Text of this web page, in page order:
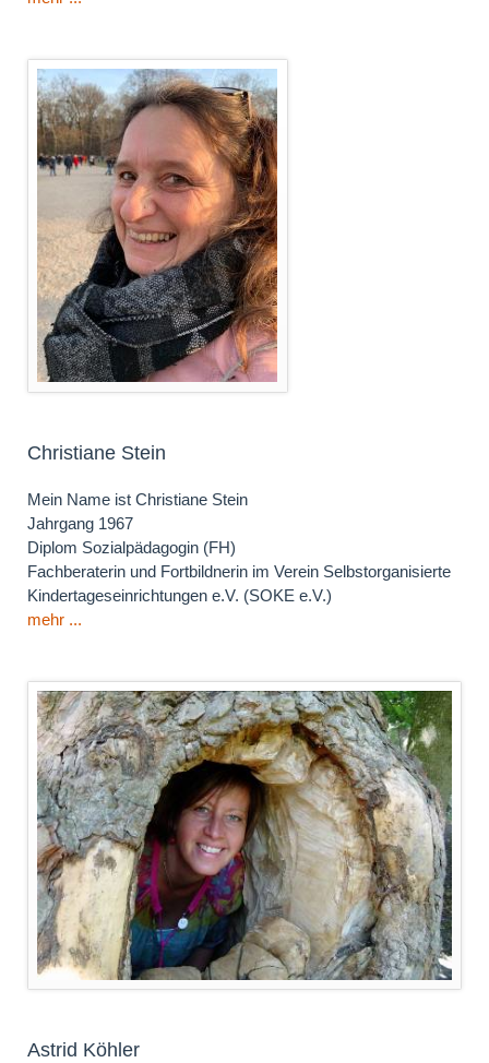
Christiane Stein
Mein Name ist Christiane Stein
Jahrgang 1967
Diplom Sozialpädagogin (FH)
Fachberaterin und Fortbildnerin im Verein Selbstorganisierte
Kindertageseinrichtungen e.V. (SOKE e.V.)
mehr ...
Astrid Köhler